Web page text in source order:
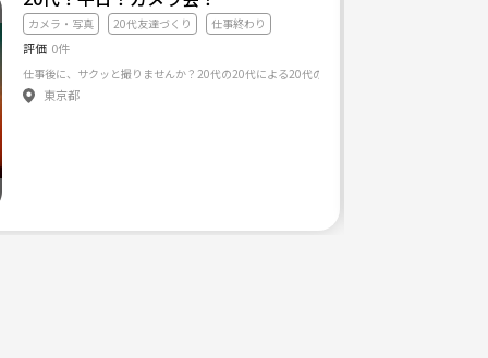
カメラ・写真 20代友達づくり 仕事終わり
評価 0件
東京都